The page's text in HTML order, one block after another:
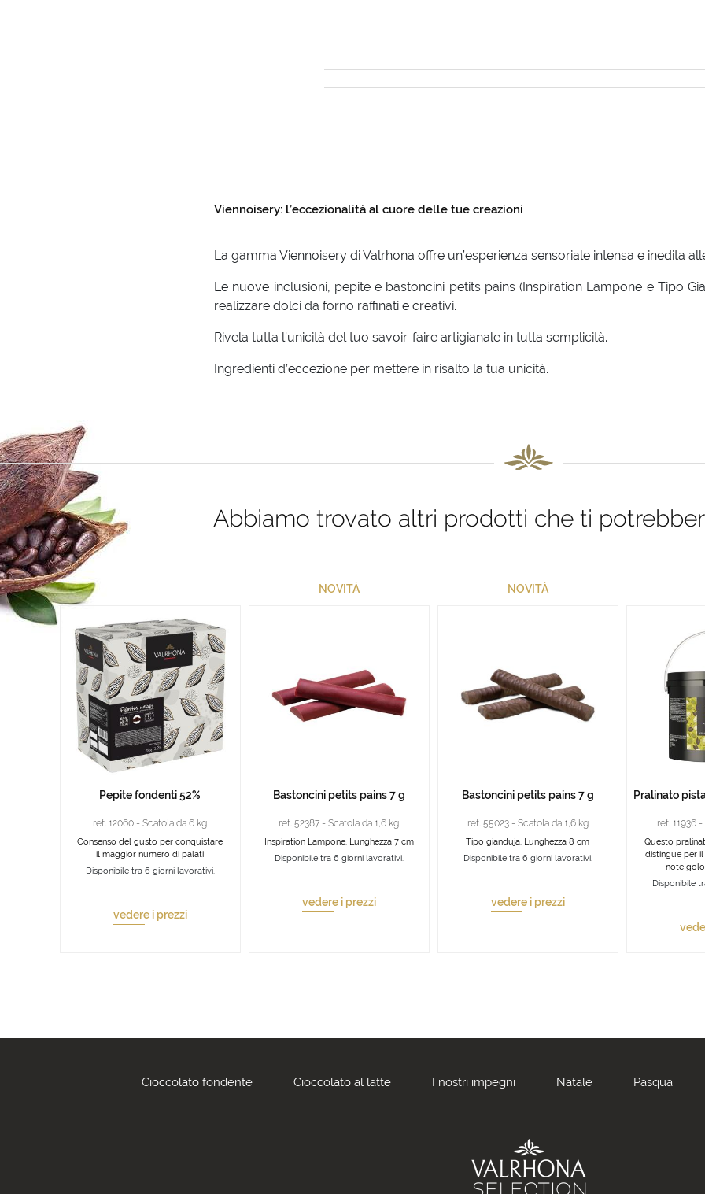
Viennoisery: l’eccezionalità al cuore delle tue creazioni
La gamma Viennoisery di Valrhona offre un’esperienza sensoriale intensa e inedita
Le nuove inclusioni, pepite e bastoncini petits pains (Inspiration Lampone e Tipo
realizzare dolci da forno raffinati e creativi.
Rivela tutta l’unicità del tuo savoir-faire artigianale in tutta semplicità.
Ingredienti d’eccezione per mettere in risalto la tua unicità.
Abbiamo trovato altri prodotti che ti
Pepite fondenti 52%
ref. 12060 - Scatola da 6 kg
Consenso del gusto per conquistare
il maggior numero di palati
Disponibile tra 6 giorni lavorativi.
vedere i prezzi
NOVITÀ
Bastoncini petits pains 7 g
ref. 52387 - Scatola da 1,6 kg
Inspiration Lampone. Lunghezza 7 cm
Disponibile tra 6 giorni lavorativi.
vedere i prezzi
NOVITÀ
Bastoncini petits pains 7 g
ref. 55023 - Scatola da 1,6 kg
Tipo gianduja. Lunghezza 8 cm
Disponibile tra 6 giorni lavorativi.
vedere i prezzi
Pralinato
ref. 11936
Questo
distingue per
note
Disponibile
Cioccolato fondente Cioccolato al latte I nostri impegni Natale Pasqua